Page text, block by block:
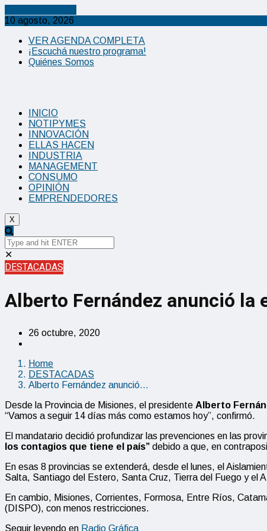
10 agosto, 2026
VER AGENDA COMPLETA
¡Escuchá nuestro programa!
Quiénes Somos
INICIO
NOTIPYMES
INNOVACIÓN
ELLAS HACEN
INDUSTRIA
MANAGEMENT
CONSUMO
OPINIÓN
EMPRENDEDORES
X
✕
DESTACADAS
Alberto Fernández anunció
26 octubre, 2020
Home
DESTACADAS
Alberto Fernández anunció…
Desde la Provincia de Misiones, el presidente Alberto
“Vamos a seguir 14 días más como estamos hoy”, confirmó.
El mandatario decidió profundizar las prevenciones en las
los contagios que tiene el país” debido a que, en
En esas 8 provincias se extenderá, desde el lunes, el
Salta, Santiago del Estero, Santa Cruz, Tierra del Fuego y el
En cambio, Misiones, Corrientes, Formosa, Entre Ríos,
(DISPO), con menos restricciones.
Seguir leyendo en Radio Gráfica